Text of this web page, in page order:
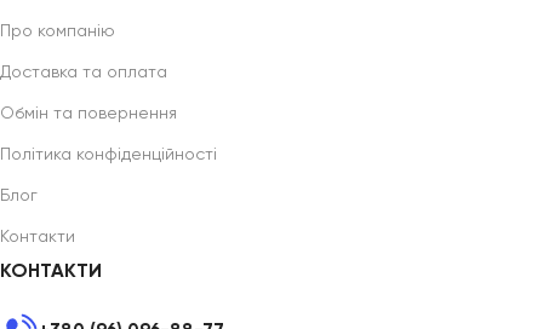
Про компанію
Доставка та оплата
Обмін та повернення
Політика конфіденційності
Блог
Контакти
КОНТАКТИ